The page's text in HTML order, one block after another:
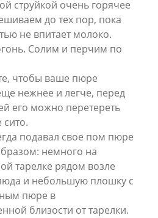
струйкой очень горячее
до тех пор, пока
не впитает молоко.
Солим и перчим по
чтобы ваше пюре
нежнее и легче, перед
его можно перетереть
сито.
подавал свое пом пюре
немного на
тарелке рядом возле
и небольшую плошку с
пюре в
близости от тарелки.